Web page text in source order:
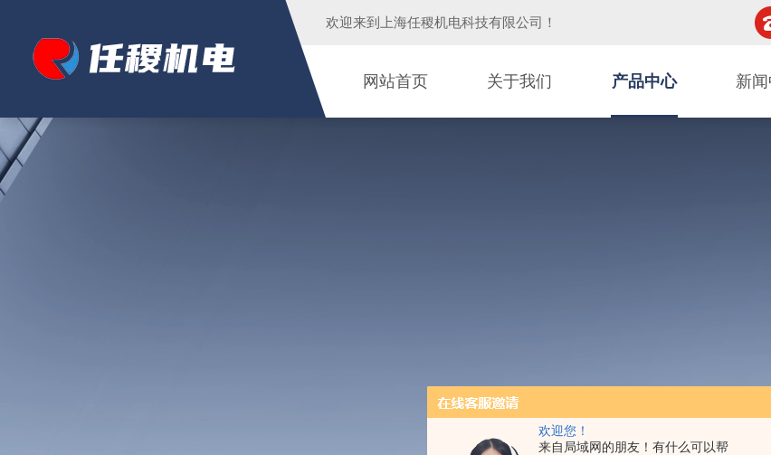
欢迎您！
来自局域网的朋友！有什么可以帮
欢迎来到 上海任稷机电科技有限公司 ！
网站首页 关于我们 产品中心 新